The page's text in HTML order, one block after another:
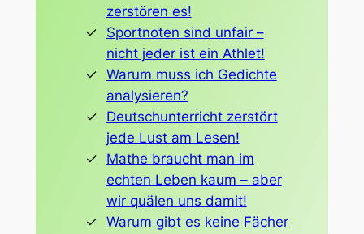
zerstören es!
Sportnoten sind unfair –
nicht jeder ist ein Athlet!
Warum muss ich Gedichte
analysieren?
Deutschunterricht zerstört
jede Lust am Lesen!
Mathe braucht man im
echten Leben kaum – aber
wir quälen uns damit!
Warum gibt es keine Fächer